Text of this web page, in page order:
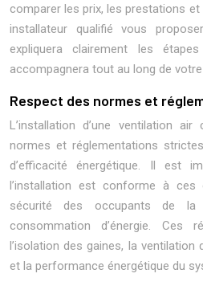
comparer les prix, les prestations
installateur qualifié vous
expliquera clairement les
accompagnera tout au long de
Respect des normes et
L’installation d’une ventilation
normes et réglementations
d’efficacité énergétique. Il est
l’installation est conforme à ces
sécurité des occupants de
consommation d’énergie. Ces
l’isolation des gaines, la ventilation
et la performance énergétique du